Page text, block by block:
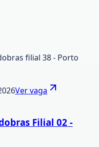
filial 38 - Porto
Ver vaga
Filial 02 -